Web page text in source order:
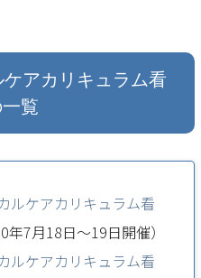
アカリキュラム看
覧
ルケアカリキュラム看
年7月18日～19日開催）
ルケアカリキュラム看